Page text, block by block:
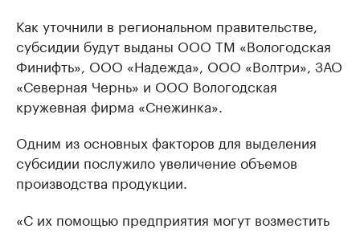
Как уточнили в региональном правительстве,
субсидии будут выданы ООО ТМ «Вологодская
Финифть», ООО «Надежда», ООО «Волтри», ЗАО
«Северная Чернь» и ООО Вологодская
кружевная фирма «Снежинка».
Одним из основных факторов для выделения
субсидии послужило увеличение объемов
производства продукции.
«С их помощью предприятия могут возместить